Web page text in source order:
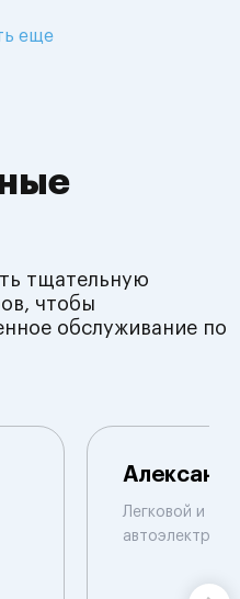
еще
тщательную
чтобы
обслуживание по
Легковой и
автоэлектрик.